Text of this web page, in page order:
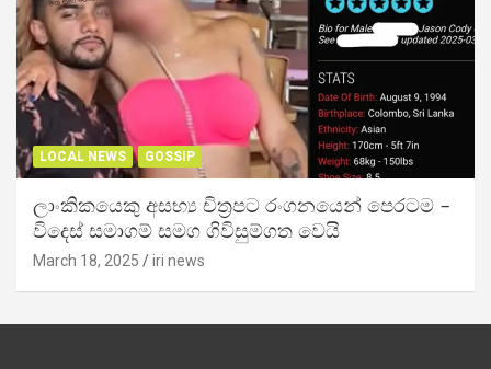
LOCAL NEWS GOSSIP
ලාංකිකයෙකු අසභ්‍ය චිත්‍රපට රංගනයෙන් පෙරටම –
විදෙස් සමාගම් සමග ගිවිසුම්ගත වෙයි
March 18, 2025 iri news